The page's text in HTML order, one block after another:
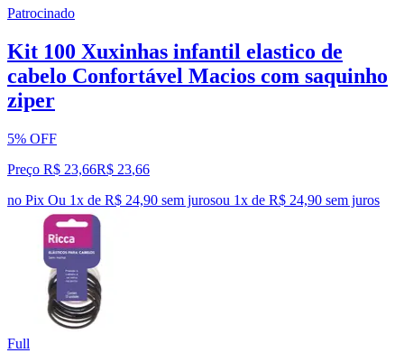
Patrocinado
Kit 100 Xuxinhas infantil elastico de
cabelo Confortável Macios com saquinho
ziper
5% OFF
Preço R$ 23,66R$ 23,66
no Pix Ou 1x de R$ 24,90 sem jurosou 1x de R$ 24,90 sem juros
Full